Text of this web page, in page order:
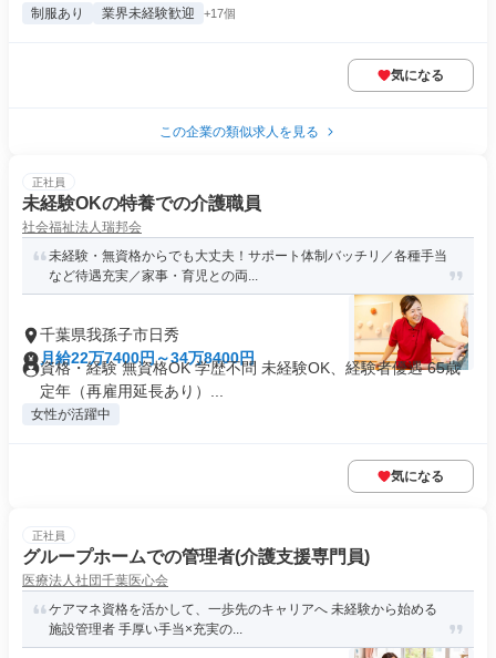
制服あり 業界未経験歓迎 +17個
気になる
この企業の類似求人を見る
正社員
未経験OKの特養での介護職員
社会福祉法人瑞邦会
未経験・無資格からでも大丈夫！サポート体制バッチリ／各種手当
など待遇充実／家事・育児との両...
千葉県我孫子市日秀
月給22万7400円～34万8400円
資格・経験 無資格OK 学歴不問 未経験OK、経験者優遇 65歳
定年（再雇用延長あり）...
女性が活躍中
気になる
正社員
グループホームでの管理者(介護支援専門員)
医療法人社団千葉医心会
ケアマネ資格を活かして、一歩先のキャリアへ 未経験から始める
施設管理者 手厚い手当×充実の...